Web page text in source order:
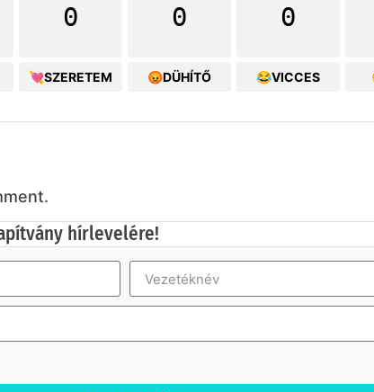
0
💘SZERETEM
0
😡DÜHÍTŐ
0
😂VICCES
hírlevelére!